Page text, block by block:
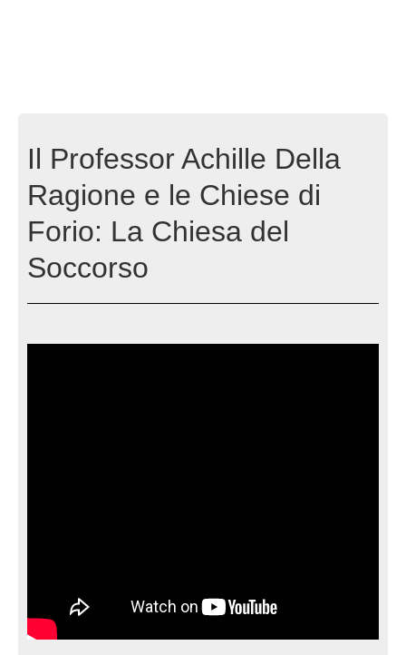
Il Professor Achille Della
Ragione e le Chiese di
Forio: La Chiesa del
Soccorso